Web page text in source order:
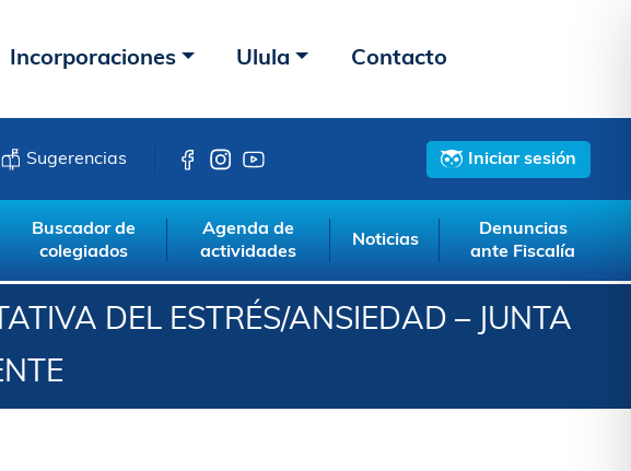
Incorporaciones Ulula Contacto
Sugerencias Iniciar sesión
Buscador de
colegiados
Agenda de
actividades
Noticias
Denuncias
ante Fiscalía
DEL ESTRÉS/ANSIEDAD – JUNTA